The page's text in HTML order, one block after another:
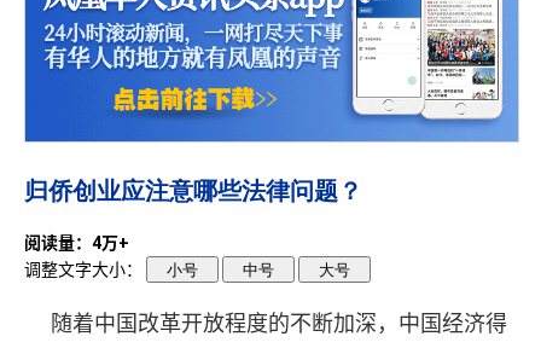
归侨创业应注意哪些法律问题？
阅读量：4万+
调整文字大小：
小号 中号 大号
随着中国改革开放程度的不断加深，中国经济得